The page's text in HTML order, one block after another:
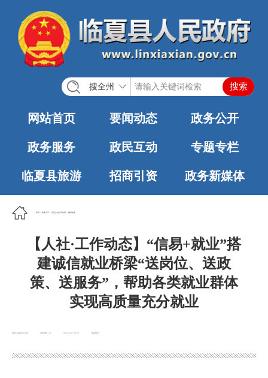
搜全州
网站首页 要闻动态 政务公开
政务服务 政民互动 专题专栏
临夏县旅游 招商引资 政务新媒体
首页 政务公开 法定主动公开内容 稳岗就业
【人社·工作动态】“信易+就业”搭
建诚信就业桥梁“送岗位、送政
策、送服务”，帮助各类就业群体
实现高质量充分就业
浏览次数： 发布时间：
2025-02-13 16:17